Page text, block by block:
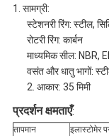
1. सामग्री:
स्टेशनरी रिंग: स्टील,
रोटरी रिंग: कार्बन
माध्यमिक सील: NBR,
वसंत और धातु भागों:
2. आकार: 35 मिमी
प्रदर्शन क्षमताएँ:
तापमान
इलास्टोमेर